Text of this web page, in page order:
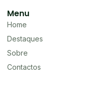
Menu
Home
Destaques
Sobre
Contactos